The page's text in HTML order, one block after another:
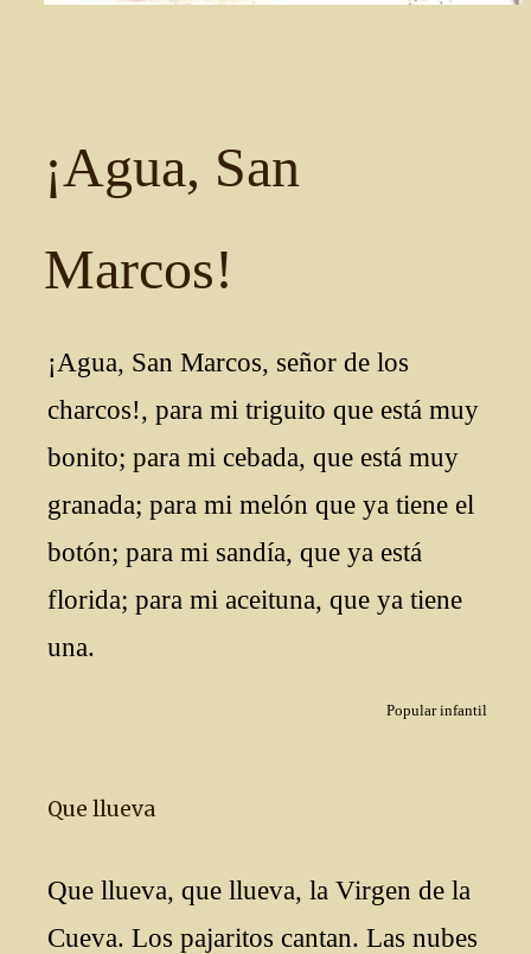
¡Agua, San
Marcos!
¡Agua, San Marcos, señor de los
charcos!, para mi triguito que está muy
bonito; para mi cebada, que está muy
granada; para mi melón que ya tiene el
botón; para mi sandía, que ya está
florida; para mi aceituna, que ya tiene
una.
Popular infantil
Que llueva
Que llueva, que llueva, la Virgen de la
Cueva. Los pajaritos cantan. Las nubes